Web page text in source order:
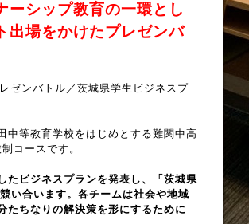
ーシップ教育の一環とし
出場をかけたプレゼンバ
ゼンバトル／茨城県学生ビジネスプ
中等教育学校をはじめとする難関中高
コースです。
たビジネスプランを発表し、「茨城県
い合います。各チームは社会や地域
たちなりの解決策を形にするために